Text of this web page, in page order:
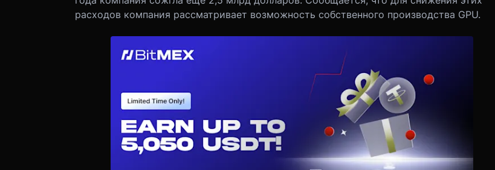
расходов компания рассматривает возможность собственного производства GPU.